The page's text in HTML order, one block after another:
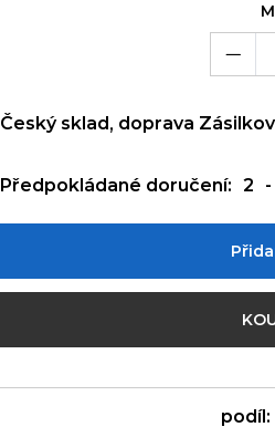
Český sklad, doprava
Předpokládané doručení: 2 -
podíl: